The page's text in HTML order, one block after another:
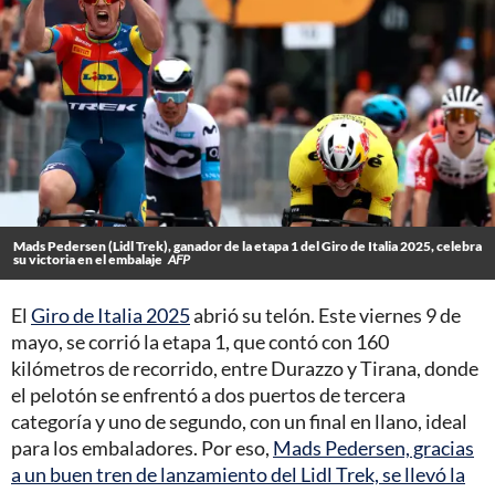
Mads Pedersen (Lidl Trek), ganador de la etapa 1 del Giro de Italia 2025, celebra
su victoria en el embalaje AFP
El Giro de Italia 2025abrió su telón. Este viernes 9 de
mayo, se corrió la etapa 1, que contó con 160
kilómetros de recorrido, entre Durazzo y Tirana, donde
el pelotón se enfrentó a dos puertos de tercera
categoría y uno de segundo, con un final en llano, ideal
para los embaladores. Por eso, Mads Pedersen, gracias
a un buen tren de lanzamiento del Lidl Trek, se llevó la